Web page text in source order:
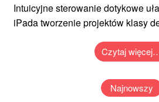
Intuicyjne sterowanie dotykowe
iPada tworzenie projektów klasy
Czytaj
Najnowszy